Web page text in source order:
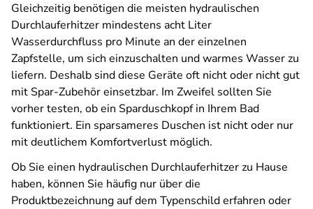
Gleichzeitig benötigen die meisten hydraulischen
Durchlauferhitzer mindestens acht Liter
Wasserdurchfluss pro Minute an der einzelnen
Zapfstelle, um sich einzuschalten und warmes Wasser zu
liefern. Deshalb sind diese Geräte oft nicht oder nicht gut
mit Spar-Zubehör einsetzbar. Im Zweifel sollten Sie
vorher testen, ob ein Sparduschkopf in Ihrem Bad
funktioniert. Ein sparsameres Duschen ist nicht oder nur
mit deutlichem Komfortverlust möglich.
Ob Sie einen hydraulischen Durchlauferhitzer zu Hause
haben, können Sie häufig nur über die
Produktbezeichnung auf dem Typenschild erfahren oder